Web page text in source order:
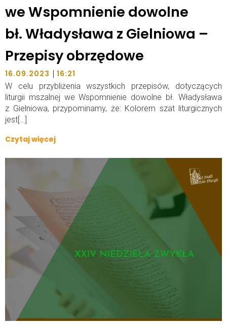
we Wspomnienie dowolne
bł. Władysława z Gielniowa –
Przepisy obrzędowe
16.09.2023 | 16:21
W celu przybliżenia wszystkich przepisów, dotyczących
liturgii mszalnej we Wspomnienie dowolne bł. Władysława
z Gielniowa, przypominamy, że: Kolorem szat liturgicznych
jest[…]
Czytaj więcej